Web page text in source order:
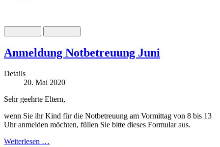
Anmeldung Notbetreuung Juni
Details
20. Mai 2020
Sehr geehrte Eltern,
wenn Sie ihr Kind für die Notbetreuung am Vormittag von 8 bis 13
Uhr anmelden möchten, füllen Sie bitte dieses Formular aus.
Weiterlesen …